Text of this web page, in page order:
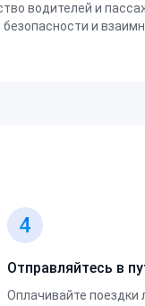
водителей и
и
4
Отправляйтесь в
Оплачивайте